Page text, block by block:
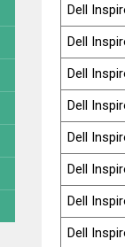
Dell
Dell
Dell
Dell
Dell
Dell
Dell
Dell